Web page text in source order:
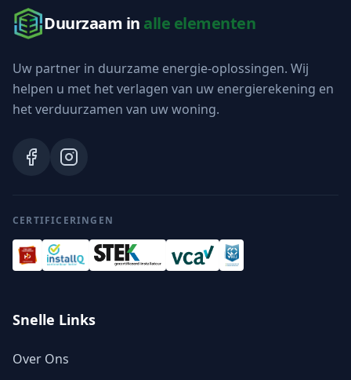
Duurzaam in alle elementen
Uw partner in duurzame energie-oplossingen. Wij
helpen u met het verlagen van uw energierekening en
het verduurzamen van uw woning.
CERTIFICERINGEN
Snelle Links
Over Ons